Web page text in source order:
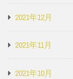
2021年12月
2021年11月
2021年10月